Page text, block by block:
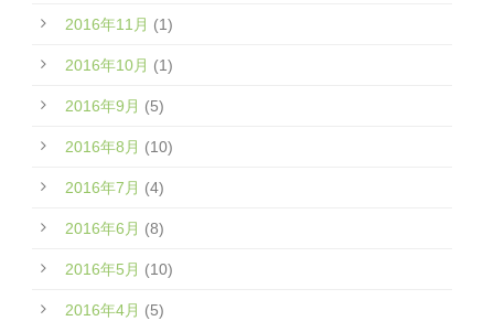
2016年11月 (1)
2016年10月 (1)
2016年9月 (5)
2016年8月 (10)
2016年7月 (4)
2016年6月 (8)
2016年5月 (10)
2016年4月 (5)